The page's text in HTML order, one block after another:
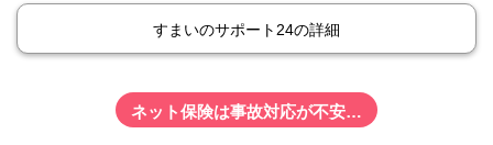
すまいのサポート24の詳細
ネット保険は事故対応が不安…